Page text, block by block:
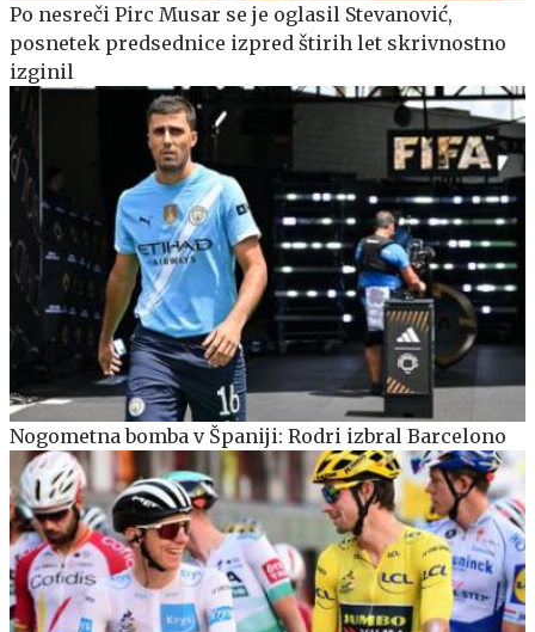
Po nesreči Pirc Musar se je oglasil Stevanović,
posnetek predsednice izpred štirih let skrivnostno
izginil
Nogometna bomba v Španiji: Rodri izbral Barcelono